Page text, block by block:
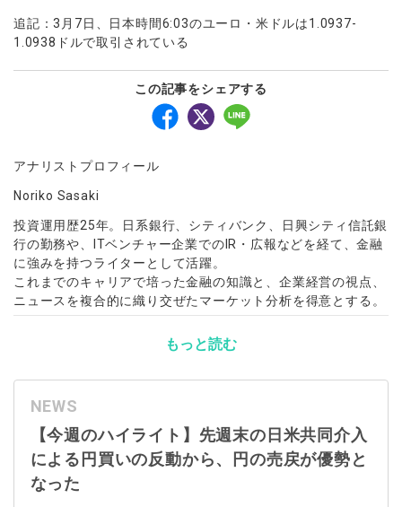
追記：3月7日、日本時間6:03のユーロ・米ドルは1.0937-
1.0938ドルで取引されている
この記事をシェアする
アナリストプロフィール
Noriko Sasaki
投資運用歴25年。日系銀行、シティバンク、日興シティ信託銀
行の勤務や、ITベンチャー企業でのIR・広報などを経て、金融
に強みを持つライターとして活躍。
これまでのキャリアで培った金融の知識と、企業経営の視点、
ニュースを複合的に織り交ぜたマーケット分析を得意とする。
もっと読む
NEWS
【今週のハイライト】先週末の日米共同介入
による円買いの反動から、円の売戻が優勢と
なった